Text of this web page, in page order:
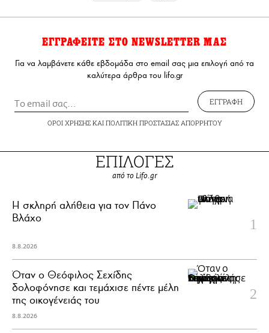
ΕΓΓΡΑΦΕΙΤΕ ΣΤΟ NEWSLETTER ΜΑΣ
Για να λαμβάνετε κάθε εβδομάδα στο email σας μια επιλογή από τα
καλύτερα άρθρα του lifo.gr
ΕΓΓΡΑΦΗ
ΟΡΟΙ ΧΡΗΣΗΣΚΑΙ ΠΟΛΙΤΙΚΗ ΠΡΟΣΤΑΣΙΑΣ ΑΠΟΡΡΗΤΟΥ
ΕΠΙΛΟΓΕΣ
από το Lifo.gr
H σκληρή αλήθεια για τον Πάνο
Βλάχο
8.8.2026
Όταν ο Θεόφιλος Σεχίδης
δολοφόνησε και τεμάχισε πέντε μέλη
της οικογένειάς του
8.8.2026